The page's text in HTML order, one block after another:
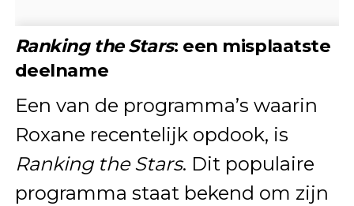
Ranking the Stars: een misplaatste
deelname
Een van de programma’s waarin
Roxane recentelijk opdook, is
Ranking the Stars. Dit populaire
programma staat bekend om zijn